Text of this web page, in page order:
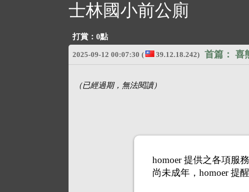
士林國小前公廁
打賞：0點
首篇：喜
2025-09-12 00:07:30 ( 39.12.18.242)
（已經過期，無法閱讀）
homoer 提供之各項服
尚未成年，homoer 提醒